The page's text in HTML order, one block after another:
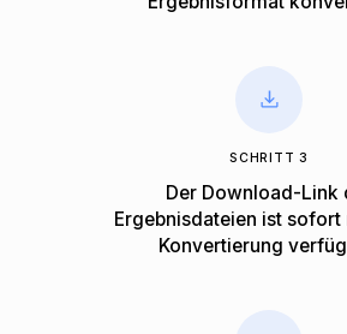
SCHRITT 3
Der Download-Link
Ergebnisdateien ist sofort
Konvertierung